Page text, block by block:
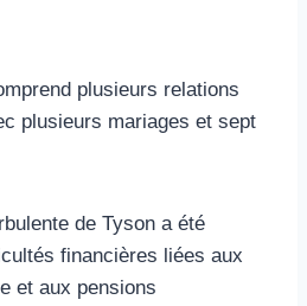
plusieurs relations
plusieurs mariages et sept
de Tyson a été
financières liées aux
et aux pensions